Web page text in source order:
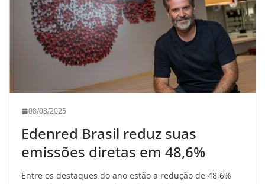
08/08/2025
Edenred Brasil reduz suas
emissões diretas em 48,6%
Entre os destaques do ano estão a redução de 48,6%